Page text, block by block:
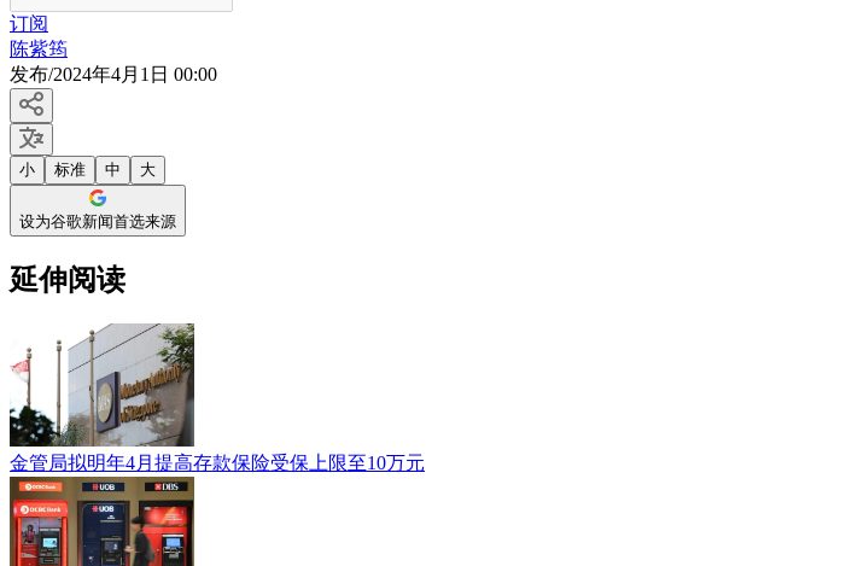
订阅
陈紫筠
发布/2024年4月1日 00:00
小 标准 中 大
设为谷歌新闻首选来源
延伸阅读
金管局拟明年4月提高存款保险受保上限至10万元